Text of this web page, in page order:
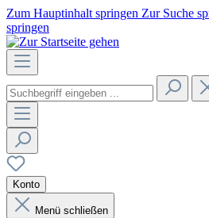
Zum Hauptinhalt springen Zur Suche
springen
Konto
Menü schließen